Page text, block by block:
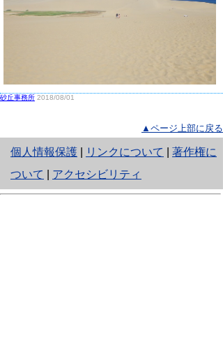
砂丘事務所 2018/08/01
▲ページ上部に戻る
個人情報保護
と
り
ネ
リンクについて
著作権に
ついて
アクセシビリティ